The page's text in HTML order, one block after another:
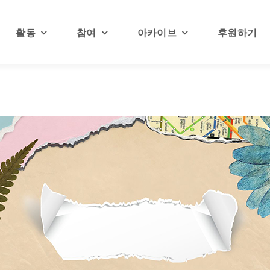
활동 참여 아카이브 후원하기